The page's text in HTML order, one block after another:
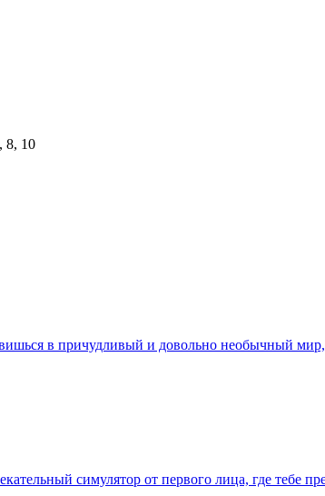
8, 10
в причудливый и довольно необычный
симулятор от первого лица, где тебе